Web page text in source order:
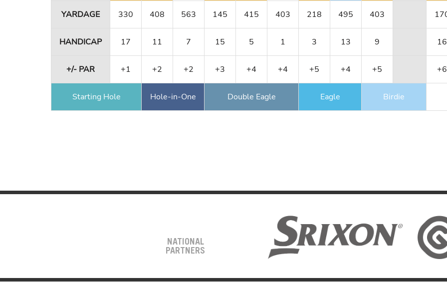
YARDAGE 330 408 563 145 415 403 218 495 403
HANDICAP 17 11 7 15 5 1 3 13 9 16
+/- PAR +1 +2 +2 +3 +4 +4 +5 +4 +5 +6
Starting Hole Hole-in-One Double Eagle Eagle Birdie
NATIONAL
PARTNERS